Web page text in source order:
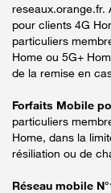
reseaux.orange.fr.
pour clients 4G
particuliers
Home ou 5G+
de la remise en
Forfaits Mobile
particuliers
Home, dans la
résiliation ou de
Réseau mobile